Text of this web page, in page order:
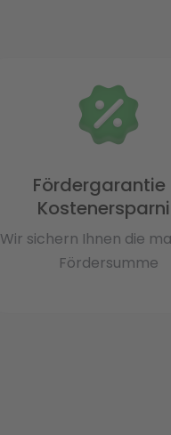
Fördergarantie
Wir sichern Ihnen die
Fördersumme